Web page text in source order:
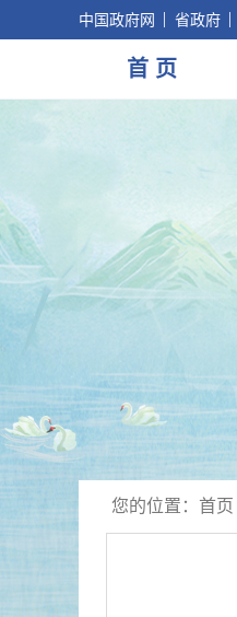
中国政府网 省政府
首 页
您的位置： 首页